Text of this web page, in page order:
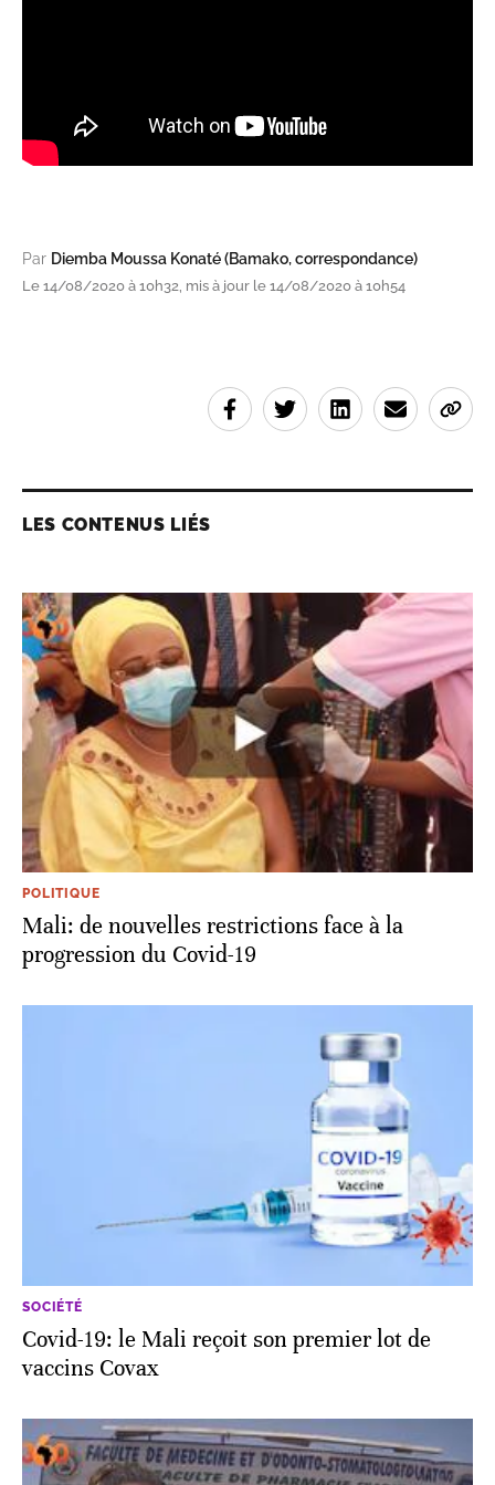
Par Diemba Moussa Konaté (Bamako, correspondance)
Le 14/08/2020 à 10h32, mis à jour le 14/08/2020 à 10h54
LES CONTENUS LIÉS
POLITIQUE
Mali: de nouvelles restrictions face à la
progression du Covid-19
SOCIÉTÉ
Covid-19: le Mali reçoit son premier lot de
vaccins Covax